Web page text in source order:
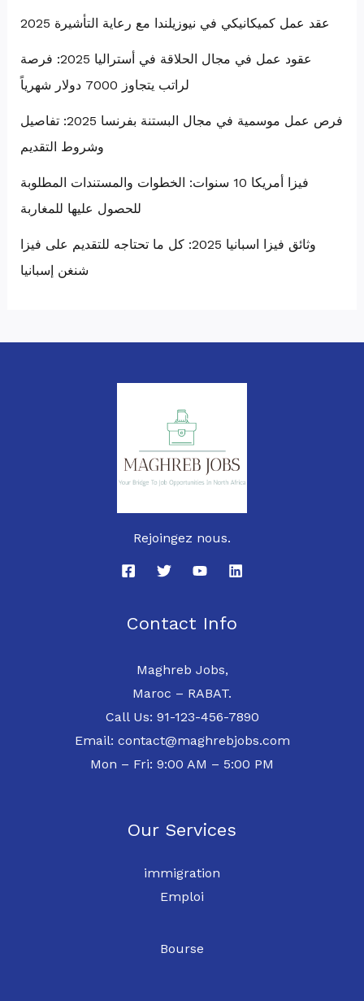
عقد عمل كميكانيكي في نيوزيلندا مع رعاية التأشيرة 2025
عقود عمل في مجال الحلاقة في أستراليا 2025: فرصة
لراتب يتجاوز 7000 دولار شهرياً
فرص عمل موسمية في مجال البستنة بفرنسا 2025: تفاصيل
وشروط التقديم
فيزا أمريكا 10 سنوات: الخطوات والمستندات المطلوبة
للحصول عليها للمغاربة
وثائق فيزا اسبانيا 2025: كل ما تحتاجه للتقديم على فيزا
شنغن إسبانيا
Rejoingez nous.
Contact Info
Maghreb Jobs,
Maroc – RABAT.
Call Us: 91-123-456-7890
Email: contact@maghrebjobs.com
Mon – Fri: 9:00 AM – 5:00 PM
Our Services
immigration
Emploi
Bourse